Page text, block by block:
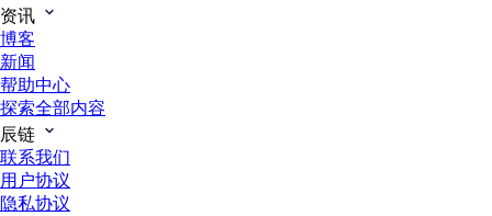
资讯
博客
新闻
帮助中心
探索全部内容
辰链
联系我们
用户协议
隐私协议